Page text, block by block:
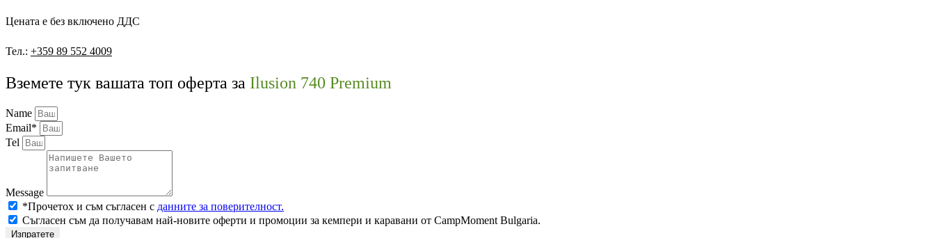
Цената е без включено ДДС
Тел.: +359 89 552 4009
Вземете тук вашата топ оферта за Ilusion 740 Premium
Name
Email*
Tel
Message
*Прочетох и съм съгласен с данните за поверителност.
Съгласен съм да получавам най-новите оферти и промоции за кемпери и каравани от CampMoment Bulgaria.
Изпратете